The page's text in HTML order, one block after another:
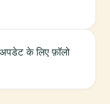
अपडेट के लिए फ़ॉलो